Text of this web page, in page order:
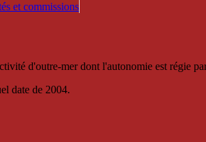
et commissions
d'outre-mer dont l'autonomie est régie
date de 2004.